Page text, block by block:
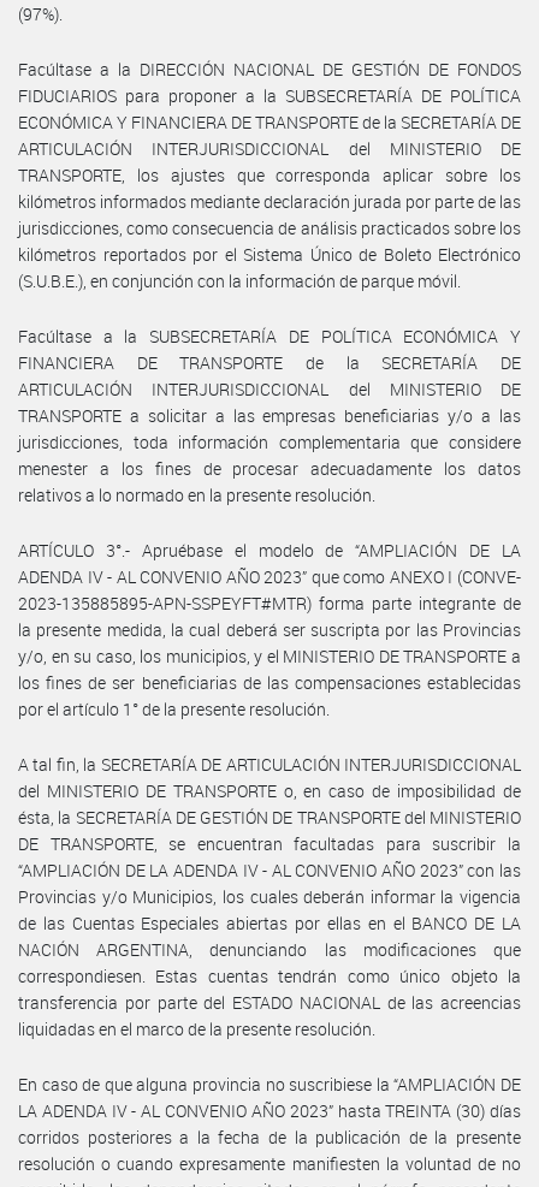
(97%).
Facúltase a la DIRECCIÓN NACIONAL DE GESTIÓN DE FONDOS
FIDUCIARIOS para proponer a la SUBSECRETARÍA DE POLÍTICA
ECONÓMICA Y FINANCIERA DE TRANSPORTE de la SECRETARÍA DE
ARTICULACIÓN INTERJURISDICCIONAL del MINISTERIO DE
TRANSPORTE, los ajustes que corresponda aplicar sobre los
kilómetros informados mediante declaración jurada por parte de las
jurisdicciones, como consecuencia de análisis practicados sobre los
kilómetros reportados por el Sistema Único de Boleto Electrónico
(S.U.B.E.), en conjunción con la información de parque móvil.
Facúltase a la SUBSECRETARÍA DE POLÍTICA ECONÓMICA Y
FINANCIERA DE TRANSPORTE de la SECRETARÍA DE
ARTICULACIÓN INTERJURISDICCIONAL del MINISTERIO DE
TRANSPORTE a solicitar a las empresas beneficiarias y/o a las
jurisdicciones, toda información complementaria que considere
menester a los fines de procesar adecuadamente los datos
relativos a lo normado en la presente resolución.
ARTÍCULO 3°.- Apruébase el modelo de “AMPLIACIÓN DE LA
ADENDA IV - AL CONVENIO AÑO 2023” que como ANEXO I (CONVE-
2023-135885895-APN-SSPEYFT#MTR) forma parte integrante de
la presente medida, la cual deberá ser suscripta por las Provincias
y/o, en su caso, los municipios, y el MINISTERIO DE TRANSPORTE a
los fines de ser beneficiarias de las compensaciones establecidas
por el artículo 1° de la presente resolución.
A tal fin, la SECRETARÍA DE ARTICULACIÓN INTERJURISDICCIONAL
del MINISTERIO DE TRANSPORTE o, en caso de imposibilidad de
ésta, la SECRETARÍA DE GESTIÓN DE TRANSPORTE del MINISTERIO
DE TRANSPORTE, se encuentran facultadas para suscribir la
“AMPLIACIÓN DE LA ADENDA IV - AL CONVENIO AÑO 2023” con las
Provincias y/o Municipios, los cuales deberán informar la vigencia
de las Cuentas Especiales abiertas por ellas en el BANCO DE LA
NACIÓN ARGENTINA, denunciando las modificaciones que
correspondiesen. Estas cuentas tendrán como único objeto la
transferencia por parte del ESTADO NACIONAL de las acreencias
liquidadas en el marco de la presente resolución.
En caso de que alguna provincia no suscribiese la “AMPLIACIÓN DE
LA ADENDA IV - AL CONVENIO AÑO 2023” hasta TREINTA (30) días
corridos posteriores a la fecha de la publicación de la presente
resolución o cuando expresamente manifiesten la voluntad de no